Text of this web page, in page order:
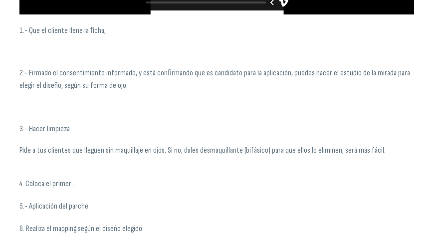
1.- Que el cliente llene la ﬁcha,
2.- Firmado el consentimiento informado, y está conﬁrmando que es candidato para la aplicación, puedes hacer el estudio de la mirada para
elegir el diseño, según su forma de ojo.
3.- Hacer limpieza
Pide a tus clientes que lleguen sin maquillaje en ojos. Si no, dales desmaquillante (bifásico) para que ellos lo eliminen, será más fácil.
4. Coloca el primer .
5.- Aplicación del parche
6. Realiza el mapping según el diseño elegido.